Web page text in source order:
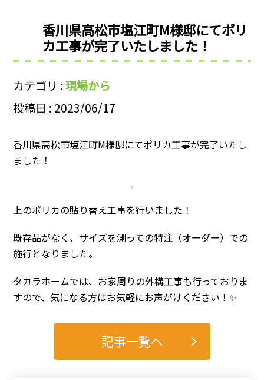
香川県高松市塩江町M様邸にてポリ
カ工事が完了いたしました！
カテゴリ :現場から
投稿日 : 2023/06/17
香川県高松市塩江町M様邸にてポリカ工事が完了いたし
ました！
上のポリカの貼り替え工事を行いました！
既存品がなく、サイズを測っての特注（オーダー）での
施行となりました。
タカラホームでは、お家周りの外構工事も行っておりま
すので、気になる方はお気軽にお声がけください！✨
記事一覧へ